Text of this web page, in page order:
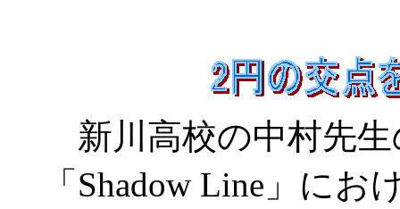
新川高校の中村先
「Shadow Line」に